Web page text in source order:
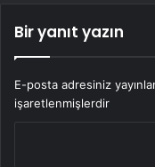
Bir yanıt yazın
E-posta adresiniz
işaretlenmişlerdir